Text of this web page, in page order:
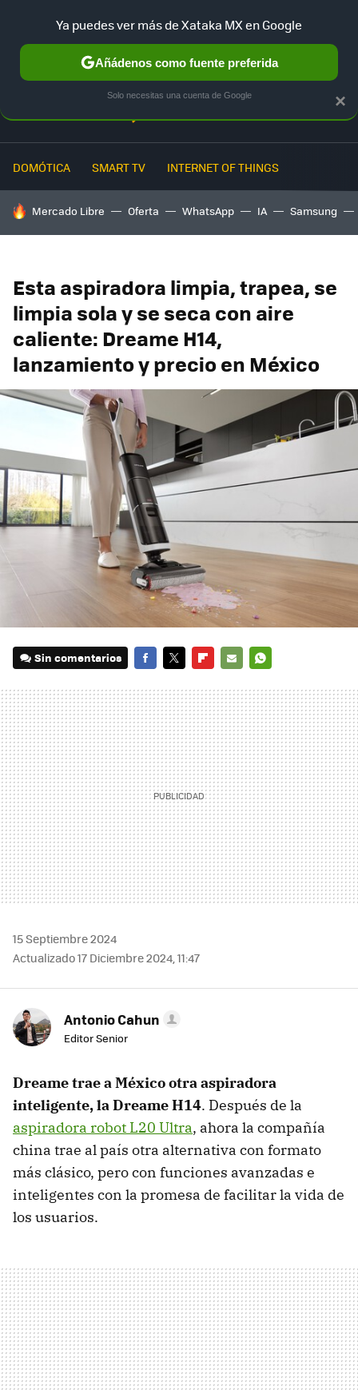
DOMÓTICA SMART TV INTERNET OF THINGS
HOY SE HABLA DE
Mercado Libre Oferta WhatsApp IA Samsung
Esta aspiradora limpia, trapea, se
limpia sola y se seca con aire
caliente: Dreame H14,
lanzamiento y precio en México
Sin comentarios
MAIL
15 Septiembre 2024
Actualizado 17 Diciembre 2024, 11:47
Antonio Cahun
Editor Senior
Dreame trae a México otra aspiradora
inteligente, la Dreame H14. Después de la
aspiradora robot L20 Ultra, ahora la compañía
china trae al país otra alternativa con formato
más clásico, pero con funciones avanzadas e
inteligentes con la promesa de facilitar la vida de
los usuarios.
×
Ya puedes ver más de Xataka MX en Google
Añádenos como fuente preferida
Solo necesitas una cuenta de Google